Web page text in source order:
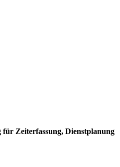
für Zeiterfassung, Dienstplanung